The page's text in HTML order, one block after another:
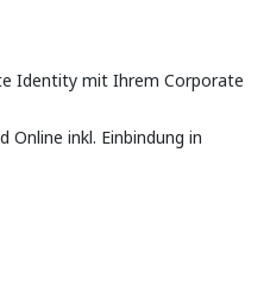
Identity mit Ihrem Corporate
Online inkl. Einbindung in